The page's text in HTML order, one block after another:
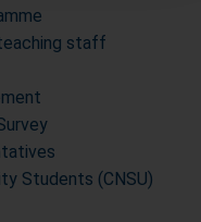
combinarle
loro o che hanno
staff
Students (CNSU)